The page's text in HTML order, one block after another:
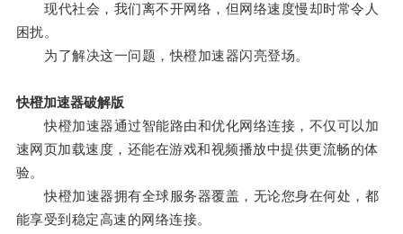
现代社会，我们离不开网络，但网络速度慢却时常令人
困扰。
为了解决这一问题，快橙加速器闪亮登场。
快橙加速器破解版
快橙加速器通过智能路由和优化网络连接，不仅可以加
速网页加载速度，还能在游戏和视频播放中提供更流畅的体
验。
快橙加速器拥有全球服务器覆盖，无论您身在何处，都
能享受到稳定高速的网络连接。